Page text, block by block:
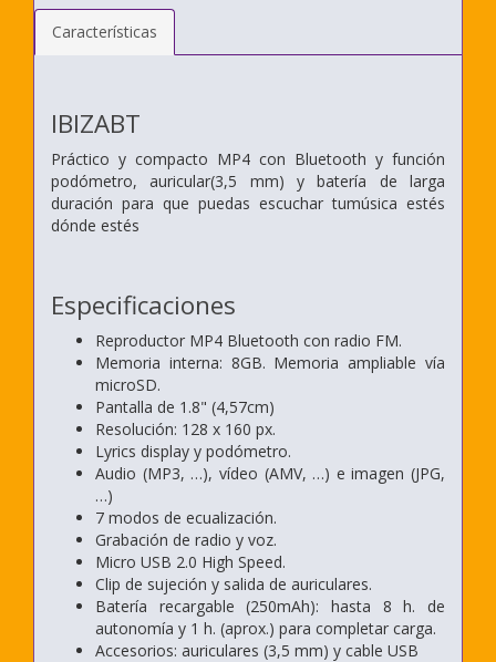
Características
IBIZABT
Práctico y compacto MP4 con Bluetooth y función
podómetro, auricular(3,5 mm) y batería de larga
duración para que puedas escuchar tumúsica estés
dónde estés
Especificaciones
Reproductor MP4 Bluetooth con radio FM.
Memoria interna: 8GB. Memoria ampliable vía
microSD.
Pantalla de 1.8" (4,57cm)
Resolución: 128 x 160 px.
Lyrics display y podómetro.
Audio (MP3, …), vídeo (AMV, …) e imagen (JPG,
…)
7 modos de ecualización.
Grabación de radio y voz.
Micro USB 2.0 High Speed.
Clip de sujeción y salida de auriculares.
Batería recargable (250mAh): hasta 8 h. de
autonomía y 1 h. (aprox.) para completar carga.
Accesorios: auriculares (3,5 mm) y cable USB